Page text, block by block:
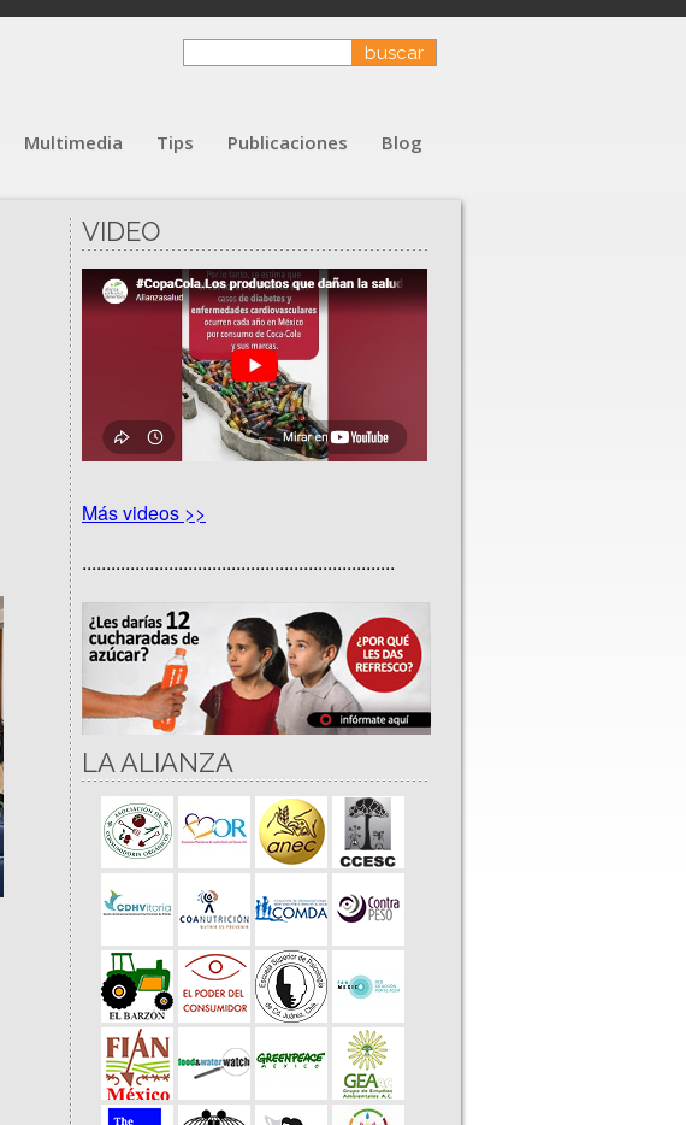
Multimedia Tips Publicaciones Blog
VIDEO
Más videos >>
.................................................................
LA ALIANZA